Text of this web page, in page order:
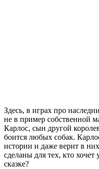
Здесь, в играх про
не в пример собственной
Карлос, сын другой
боится любых собак.
истории и даже верит в
сделаны для тех, кто хочет
сказке?